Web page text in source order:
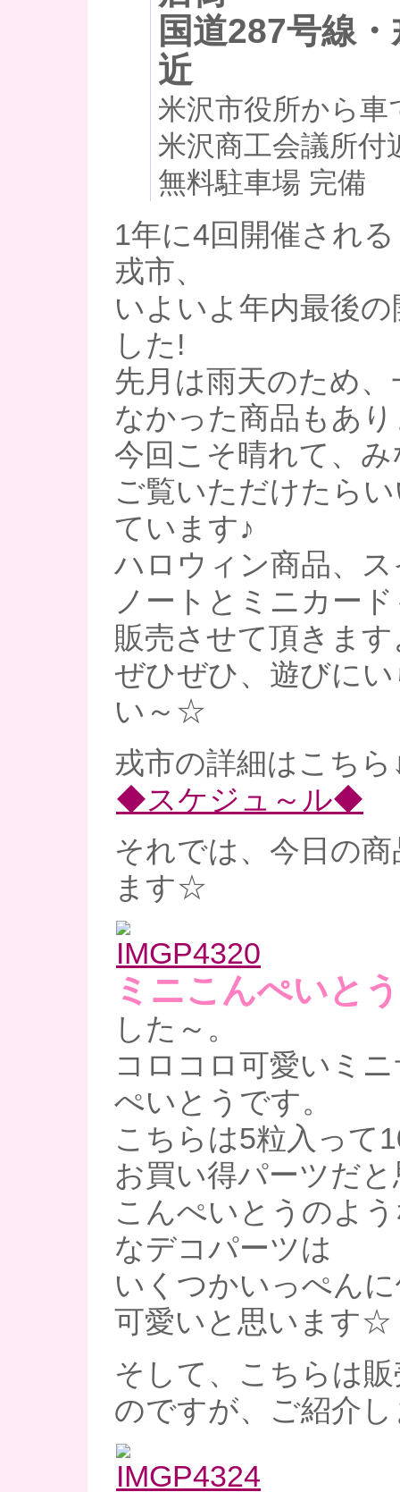
国道287号線
近
米沢市役所から車
米沢商工会議所付
無料駐車場 完備
1年に4回開催され
戎市、
いよいよ年内最後
した!
先月は雨天のため
なかった商品もあ
今回こそ晴れて、
ご覧いただけたら
ています♪
ハロウィン商品、
ノートとミニカー
販売させて頂きます
ぜひぜひ、遊びに
い～☆
戎市の詳細はこちら
◆スケジュ～ル◆
それでは、今日の
ます☆
ミニこんぺいとう
した～。
コロコロ可愛いミ
ぺいとうです。
こちらは5粒入って
お買い得パーツだ
こんぺいとうのよ
なデコパーツは
いくつかいっぺん
可愛いと思います☆
そして、こちらは
のですが、ご紹介